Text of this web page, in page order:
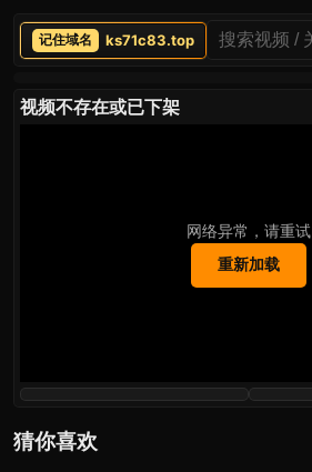
ks71c83.top
视频不存在或已下架
网络异常，请重试
重新加载
猜你喜欢